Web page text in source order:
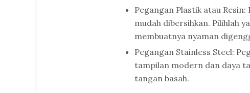
Pegangan Plastik atau
mudah dibersihkan. Pilihlah
membuatnya nyaman
Pegangan Stainless Steel:
tampilan modern dan daya
tangan basah.